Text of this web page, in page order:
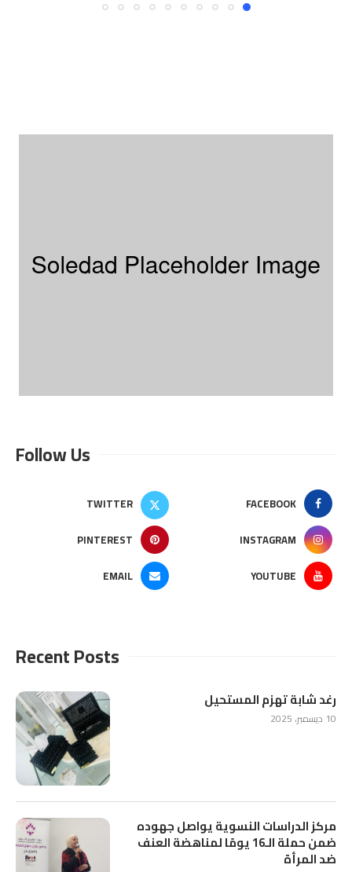
Follow Us
FACEBOOK
TWITTER
INSTAGRAM
PINTEREST
YOUTUBE
EMAIL
Recent Posts
رغد شابة تهزم المستحيل
10 ديسمبر، 2025
مركز الدراسات النسوية يواصل جهوده
ضمن حملة الـ16 يومًا لمناهضة العنف
ضد المرأة